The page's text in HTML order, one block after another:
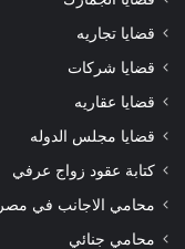
قضايا تجاريه
قضايا شركات
قضايا عقاريه
قضايا مجلس الدوله
كتابة عقود زواج عرفي
محامي الاجانب في مصر
محامي جنائي